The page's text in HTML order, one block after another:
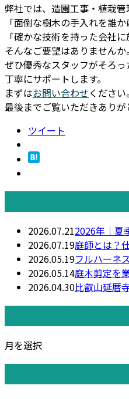
弊社では、造園工事・植栽
「面倒な樹木の手入れを誰か
「確かな技術を持った会社に
そんなご要望はありませんか。
ぜひ優秀なスタッフがそろっ
丁寧にサポートします。
まずはお問い合わせください。
最後までご覧いただきありが
ツイート
2026.07.212026年｜夏
2026.07.19庭師とは？
2026.05.19フルハーネ
2026.05.14庭木剪定を
2026.04.30比叡山延暦
月を選択